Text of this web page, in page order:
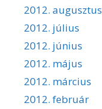
2012. augusztus
2012. július
2012. június
2012. május
2012. március
2012. február